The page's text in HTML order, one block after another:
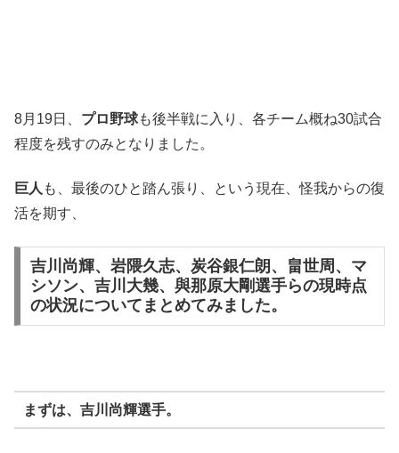
8月19日、 プロ野球も後半戦に入り、各チーム概ね30試合
程度を残すのみとなりました。
巨人 も、最後のひと踏ん張り、という現在、怪我からの復
活を期す、
吉川尚輝、岩隈久志、炭谷銀仁朗、畠世周、マ
シソン、吉川大幾、與那原大剛選手らの現時点
の状況についてまとめてみました。
まずは、 吉川尚輝選手。